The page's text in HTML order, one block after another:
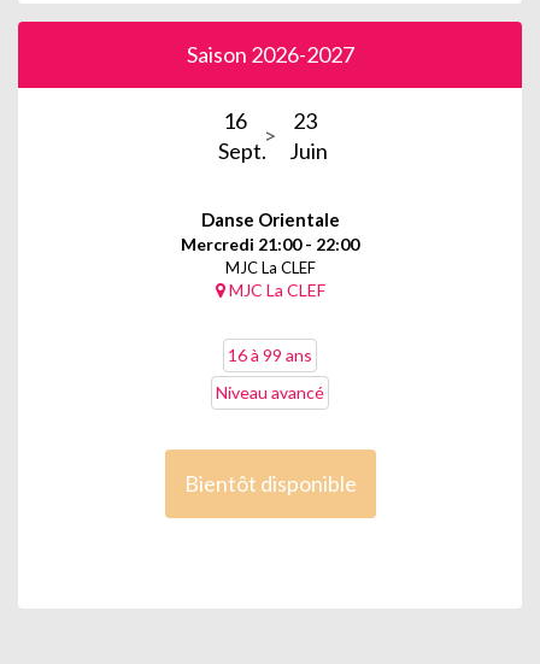
Saison 2026-2027
16
Sept.
23
Juin
Danse Orientale
Mercredi 21:00 - 22:00
MJC La CLEF
MJC La CLEF
16 à 99 ans
Niveau avancé
Bientôt disponible